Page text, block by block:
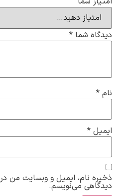
دیدگاه شما *
نام *
ایمیل *
ذخیره نام، ایمیل و وبسایت من در
دیدگاهی می‌نویسم.